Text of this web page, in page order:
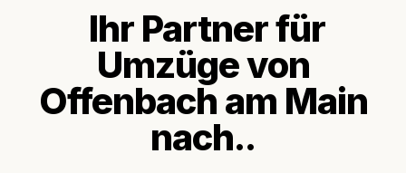
Ihr Partner für
Umzüge von
Offenbach am Main
nach..